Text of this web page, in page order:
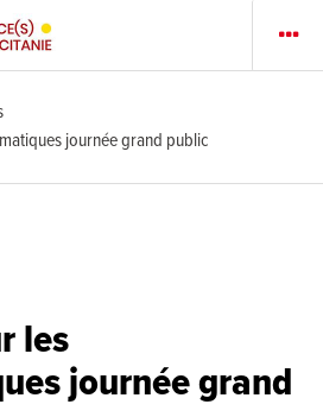
journée grand public
les
journée grand